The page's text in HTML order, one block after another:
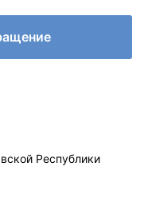
Республики